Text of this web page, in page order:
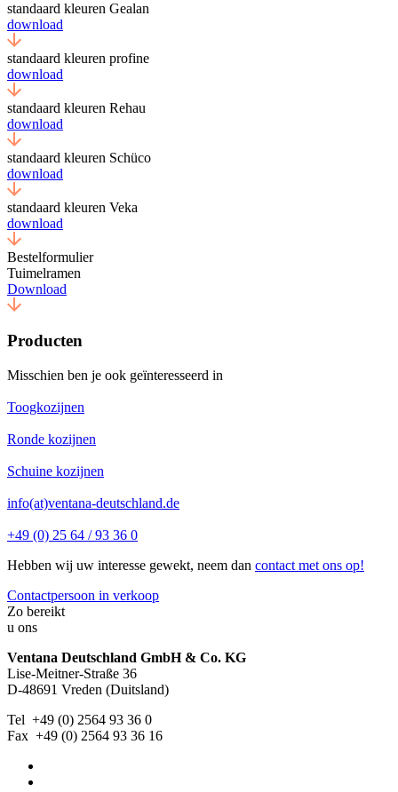
standaard kleuren Gealan
download
standaard kleuren profine
download
standaard kleuren Rehau
download
standaard kleuren Schüco
download
standaard kleuren Veka
download
Bestelformulier
Tuimelramen
Download
Producten
Misschien ben je ook geïnteresseerd in
Toogkozijnen
Ronde kozijnen
Schuine kozijnen
info(at)ventana-deutschland.de
+49 (0) 25 64 / 93 36 0
Hebben wij uw interesse gewekt, neem dan contact met ons op!
Contactpersoon in verkoop
Zo bereikt
u ons
Ventana Deutschland GmbH & Co. KG
Lise-Meitner-Straße 36
D-48691 Vreden (Duitsland)
Tel +49 (0) 2564 93 36 0
Fax +49 (0) 2564 93 36 16